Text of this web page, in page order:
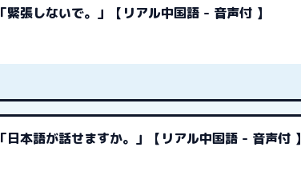
「緊張しないで。」【リアル中国語 - 音声付 】
「日本語が話せますか。」【リアル中国語 - 音声付 】